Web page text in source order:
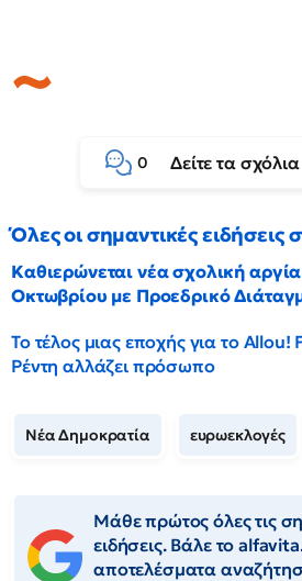
0 Δείτε τα σχόλια
Όλες οι σημαντικές ειδήσεις
Καθιερώνεται νέα σχολική αργία
Οκτωβρίου με Προεδρικό
Το τέλος μιας εποχής για το Allou!
Ρέντη αλλάζει πρόσωπο
Νέα Δημοκρατία ευρωεκλογές
Μάθε πρώτος όλες τις
ειδήσεις. Βάλε το
αποτελέσματα